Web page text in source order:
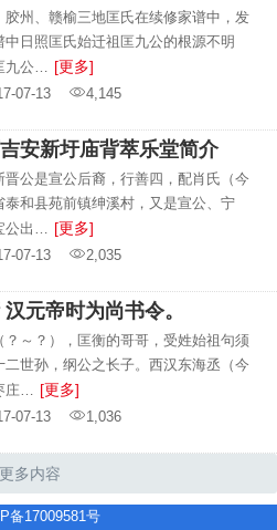
胶州、赣榆三地匡氏在续修家谱中，发
中日照匡氏始迁祖匡九公的根源不明
九公…
[更多]
07-13 4,145
安新圩庙背萃乐堂简介
晋公是宣公后裔，行善四，配肖氏（今
泰和县苑前镇绅溪村，又是宣公、宁
公出…
[更多]
07-13 2,035
汉元帝时为尚书令。
？～？），匡衡的哥哥，受姓始祖句须
二世孙，纲公之长子。西汉东海丞（今
庄…
[更多]
07-13 1,036
更多内容
备17009581号